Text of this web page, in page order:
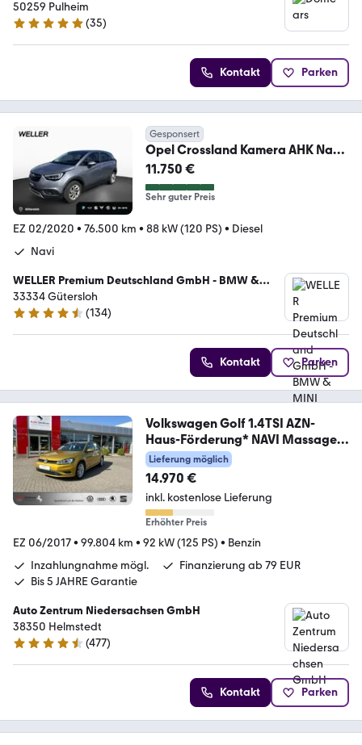
50259 Pulheim
5 Sterne
(35)
Kontakt Parken
Gesponsert
Opel Crossland Kamera AHK Navi
SHZ LHZ Bluetooth LED
11.750 €
Sehr guter Preis
EZ 02/2020 • 76.500 km • 88 kW (120 PS) • Diesel
Navi
WELLER Premium Deutschland GmbH - BMW &
MINI Vertragshändler
33334 Gütersloh
4.6 Sterne
(134)
Kontakt Parken
Volkswagen Golf 1.4TSI AZN-
Haus-Förderung* NAVI Massage
ACC
Lieferung möglich
14.970 €
inkl. kostenlose Lieferung
Erhöhter Preis
EZ 06/2017• 99.804 km • 92 kW (125 PS) • Benzin
Inzahlungnahme mögl.
Finanzierung ab 79 EUR
Bis 5 JAHRE Garantie
Auto Zentrum Niedersachsen GmbH
38350 Helmstedt
4.5 Sterne
(477)
Kontakt Parken